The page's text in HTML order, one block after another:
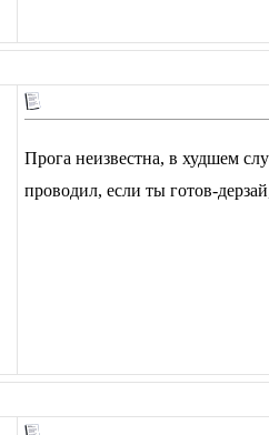
Прога неизвестна, в худшем
проводил, если ты готов-